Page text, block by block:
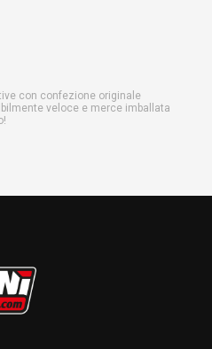
con confezione originale
veloce e merce imballata